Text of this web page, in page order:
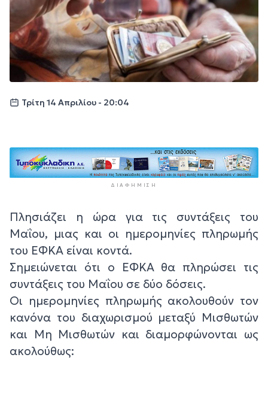
Τρίτη 14 Απριλίου - 20:04
ΔΙΑΦΉΜΙΣΗ
Πλησιάζει η ώρα για τις συντάξεις του
Μαΐου, μιας και οι ημερομηνίες πληρωμής
του ΕΦΚΑ είναι κοντά.
Σημειώνεται ότι ο ΕΦΚΑ θα πληρώσει τις
συντάξεις του Μαΐου σε δύο δόσεις.
Οι ημερομηνίες πληρωμής ακολουθούν τον
κανόνα του διαχωρισμού μεταξύ Μισθωτών
και Μη Μισθωτών και διαμορφώνονται ως
ακολούθως: